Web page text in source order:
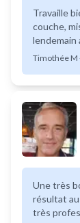
Travaille
couche,
lendemain
Timothée M
Une très
résultat au top ! Je
très